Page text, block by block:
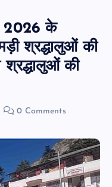
2026 के
श्रद्धालुओं की
श्रद्धालुओं की
0 Comments